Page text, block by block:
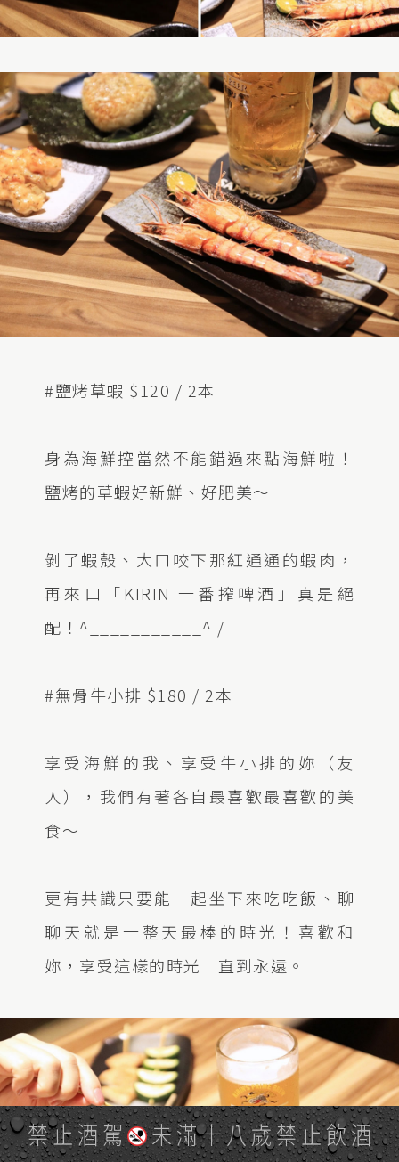
#鹽烤草蝦 $120 / 2本
身為海鮮控當然不能錯過來點海鮮啦！
鹽烤的草蝦好新鮮、好肥美～
剝了蝦殼、大口咬下那紅通通的蝦肉，
再來口「KIRIN 一番搾啤酒」真是絕
配！^___________^ /
#無骨牛小排 $180 / 2本
享受海鮮的我、享受牛小排的妳（友
人），我們有著各自最喜歡最喜歡的美
食～
更有共識只要能一起坐下來吃吃飯、聊
聊天就是一整天最棒的時光！喜歡和
妳，享受這樣的時光 直到永遠。
禁止酒駕 未滿十八歲禁止飲酒